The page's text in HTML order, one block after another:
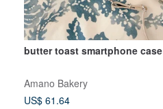
butter toast smartphone case
Amano Bakery
US$ 61.64